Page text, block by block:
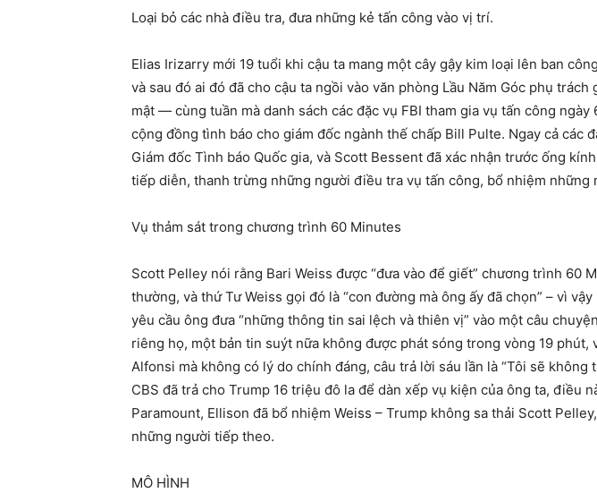
Loại bỏ các nhà điều tra, đưa những kẻ tấn công vào vị trí.
Elias Irizarry mới 19 tuổi khi cậu ta mang một cây gậy kim loại lên ban
và sau đó ai đó đã cho cậu ta ngồi vào văn phòng Lầu Năm Góc phụ
mật — cùng tuần mà danh sách các đặc vụ FBI tham gia vụ tấn công
cộng đồng tình báo cho giám đốc ngành thế chấp Bill Pulte. Ngay cả
Giám đốc Tình báo Quốc gia, và Scott Bessent đã xác nhận trước ống
tiếp diễn, thanh trừng những người điều tra vụ tấn công, bổ nhiệm
Vụ thảm sát trong chương trình 60 Minutes
Scott Pelley nói rằng Bari Weiss được “đưa vào để giết” chương trình 60
thường, và thứ Tư Weiss gọi đó là “con đường mà ông ấy đã chọn” – vì
yêu cầu ông đưa “những thông tin sai lệch và thiên vị” vào một câu
riêng họ, một bản tin suýt nữa không được phát sóng trong vòng 19 phút,
Alfonsi mà không có lý do chính đáng, câu trả lời sáu lần là “Tôi sẽ
CBS đã trả cho Trump 16 triệu đô la để dàn xếp vụ kiện của ông ta, điều
Paramount, Ellison đã bổ nhiệm Weiss – Trump không sa thải Scott
những người tiếp theo.
MÔ HÌNH